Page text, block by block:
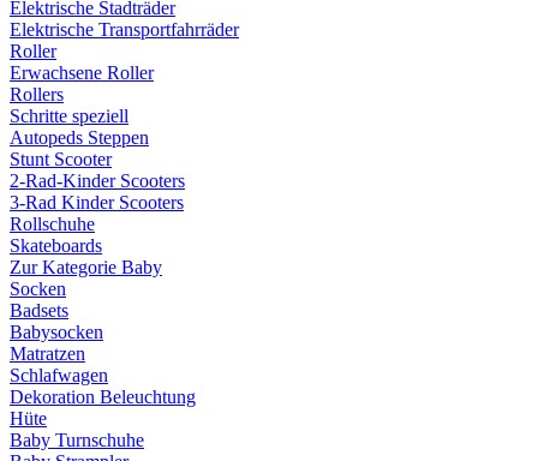
Elektrische Stadträder
Elektrische Transportfahrräder
Roller
Erwachsene Roller
Rollers
Schritte speziell
Autopeds Steppen
Stunt Scooter
2-Rad-Kinder Scooters
3-Rad Kinder Scooters
Rollschuhe
Skateboards
Zur Kategorie Baby
Socken
Badsets
Babysocken
Matratzen
Schlafwagen
Dekoration Beleuchtung
Hüte
Baby Turnschuhe